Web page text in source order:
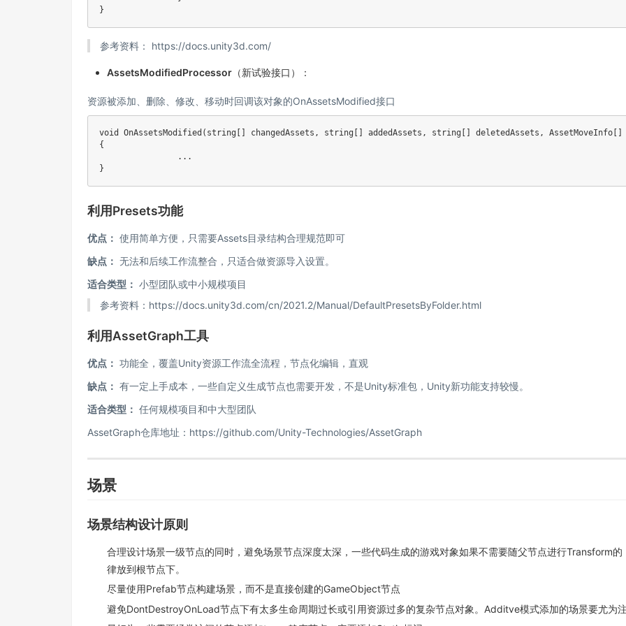
}
参考资料： https://docs.unity3d.com/
AssetsModifiedProcessor （新试验接口）：
资源被添加、删除、修改、移动时回调该对象的OnAssetsModified接口
void OnAssetsModified ( string [ ] changedAssets , string [ ] addedAssets , string [ ] deletedAssets , AssetMoveInfo [ ]
{
.. .
}
利用Presets功能
优点： 使用简单方便，只需要Assets目录结构合理规范即可
缺点： 无法和后续工作流整合，只适合做资源导入设置。
适合类型： 小型团队或中小规模项目
参考资料： https://docs.unity3d.com/cn/2021.2/Manual/DefaultPresetsByFolder.html
利用AssetGraph工具
优点： 功能全，覆盖Unity资源工作流全流程，节点化编辑，直观
缺点： 有一定上手成本，一些自定义生成节点也需要开发，不是Unity标准包，Unity新功能支持较慢。
适合类型： 任何规模项目和中大型团队
AssetGraph仓库地址： https://github.com/Unity-Technologies/AssetGraph
场景
场景结构设计原则
合理设计场景一级节点的同时，避免场景节点深度太深，一些代码生成的游戏对象如果不需要随父节点进行Transform的
律放到根节点下。
尽量使用Prefab节点构建场景，而不是直接创建的GameObject节点
避免DontDestroyOnLoad节点下有太多生命周期过长或引用资源过多的复杂节点对象。Additve模式添加的场景要尤为注